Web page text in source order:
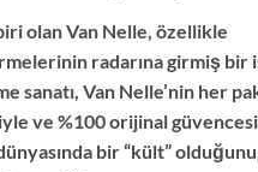
olan Van Nelle, özellikle
radarına girmiş bir
sanatı, Van Nelle’nin her
ve %100 orijinal
bir “kült” olduğunu,